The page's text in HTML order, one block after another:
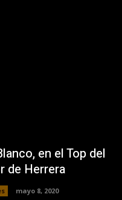
en el Top del
de Herrera
mayo 8, 2020